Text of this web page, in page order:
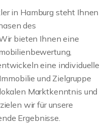
in Hamburg steht Ihnen
des
bieten Ihnen eine
eine individuelle
und Zielgruppe
Marktkenntnis und
wir für unsere
Ergebnisse.